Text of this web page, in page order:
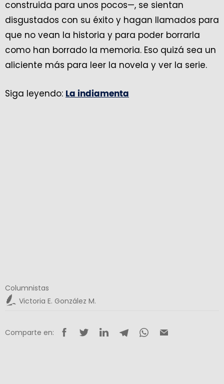
construida para unos pocos—, se sientan
disgustados con su éxito y hagan llamados para
que no vean la historia y para poder borrarla
como han borrado la memoria. Eso quizá sea un
aliciente más para leer la novela y ver la serie.
Siga leyendo: La indiamenta
Columnistas
Victoria E. González M.
Comparte en: